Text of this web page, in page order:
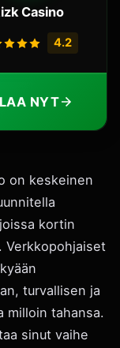
Casino
4.2
NYT
on keskeinen
kortin
Verkkopohjaiset
turvallisen ja
milloin tahansa.
sinut vaihe